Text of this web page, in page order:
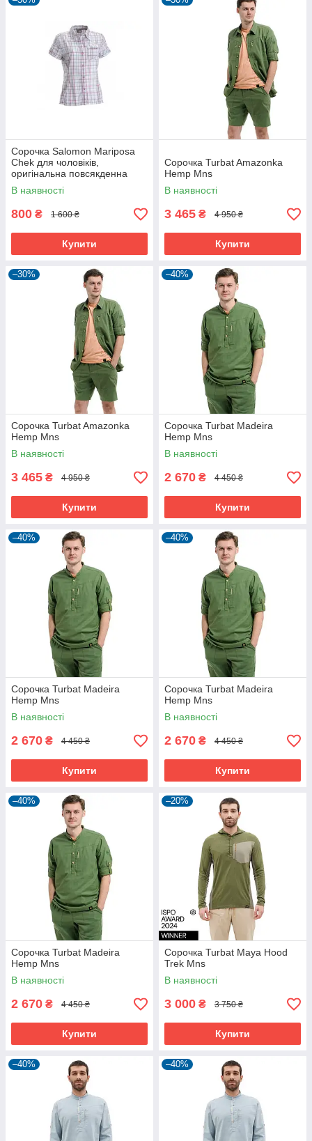
Сорочка Salomon Mariposa
Chek для чоловіків,
оригінальна повсякденна
модель
В наявності
800 ₴ 1 600 ₴
Купити
Сорочка Turbat Amazonka
Hemp Mns
В наявності
3 465 ₴ 4 950 ₴
Купити
–30%
Сорочка Turbat Amazonka
Hemp Mns
В наявності
3 465 ₴ 4 950 ₴
Купити
–40%
Сорочка Turbat Madeira
Hemp Mns
В наявності
2 670 ₴ 4 450 ₴
Купити
–40%
Сорочка Turbat Madeira
Hemp Mns
В наявності
2 670 ₴ 4 450 ₴
Купити
–40%
Сорочка Turbat Madeira
Hemp Mns
В наявності
2 670 ₴ 4 450 ₴
Купити
–40%
Сорочка Turbat Madeira
Hemp Mns
В наявності
2 670 ₴ 4 450 ₴
Купити
–20%
Сорочка Turbat Maya Hood
Trek Mns
В наявності
3 000 ₴ 3 750 ₴
Купити
–40% –40%